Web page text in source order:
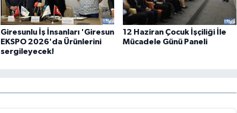
Giresunlu İş İnsanları 'Giresun
EKSPO 2026'da Ürünlerini
sergileyecek!
12 Haziran Çocuk İşçiliği İle
Mücadele Günü Paneli